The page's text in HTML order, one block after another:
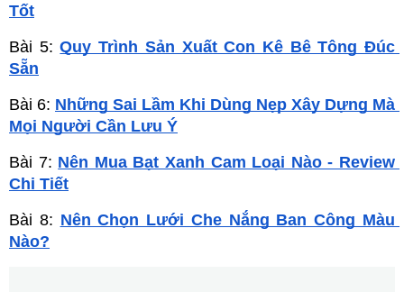
Tốt
Bài 5: Quy Trình Sản Xuất Con Kê Bê Tông Đúc
Sẵn
Bài 6: Những Sai Lầm Khi Dùng Nẹp Xây Dựng Mà
Mọi Người Cần Lưu Ý
Bài 7: Nên Mua Bạt Xanh Cam Loại Nào - Review
Chi Tiết
Bài 8: Nên Chọn Lưới Che Nắng Ban Công Màu
Nào?